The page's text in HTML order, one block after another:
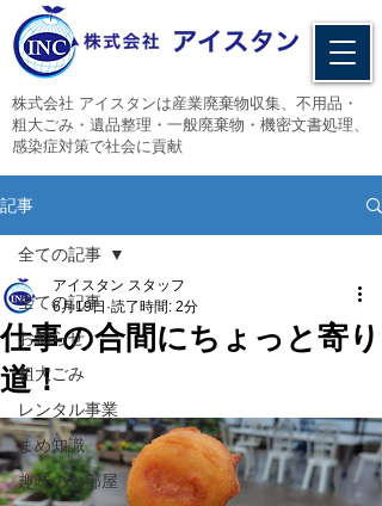
​株式会社 アイスタンは産業廃棄物収集、不用品・
粗大ごみ・遺品整理・一般廃棄物・機密文書処理、
感染症対策で社会に貢献
記事
全ての記事
お知らせ
粗大ごみ
レンタル事業
まめ知識
趣味のお部屋
全ての記事
仕事の合間にちょっと寄り
道！
アイスタン スタッフ
6月19日 読了時間: 2分